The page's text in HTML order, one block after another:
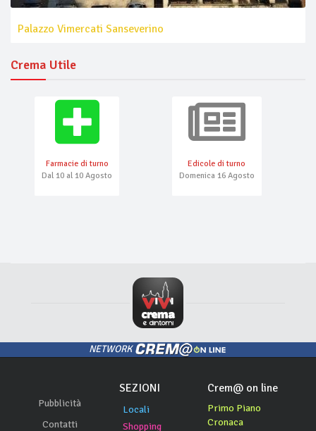
Palazzo Vimercati Sanseverino
Crema Utile
Farmacie di turno
Dal 10 al 10 Agosto
Edicole di turno
Domenica 16 Agosto
NETWORK
Pubblicità
Contatti
SEZIONI
Locali
Shopping
Crem@ on line
Primo Piano
Cronaca